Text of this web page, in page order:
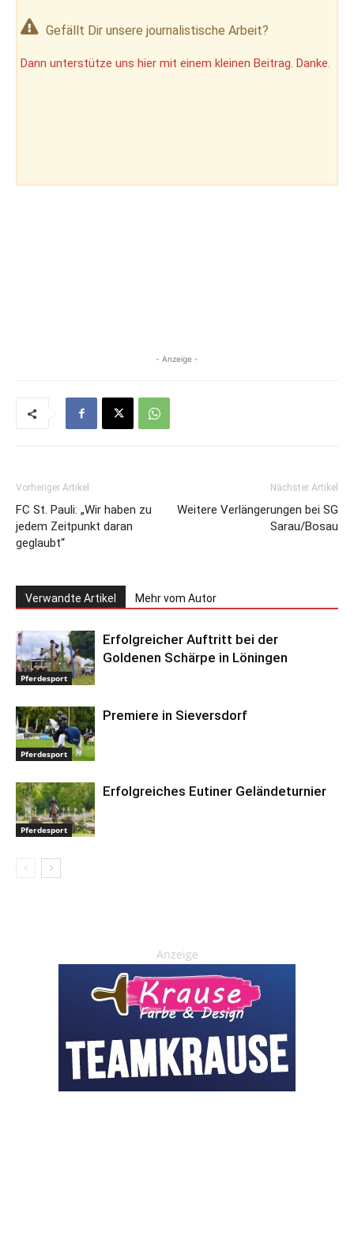
Gefällt Dir unsere journalistische Arbeit?
Dann unterstütze uns hier mit einem kleinen Beitrag. Danke.
- Anzeige -
Vorheriger Artikel
FC St. Pauli: „Wir haben zu
jedem Zeitpunkt daran
geglaubt“
Nächster Artikel
Weitere Verlängerungen bei SG
Sarau/Bosau
Verwandte Artikel Mehr vom Autor
Pferdesport
Erfolgreicher Auftritt bei der
Goldenen Schärpe in Löningen
Pferdesport
Premiere in Sieversdorf
Pferdesport
Erfolgreiches Eutiner Geländeturnier
Anzeige